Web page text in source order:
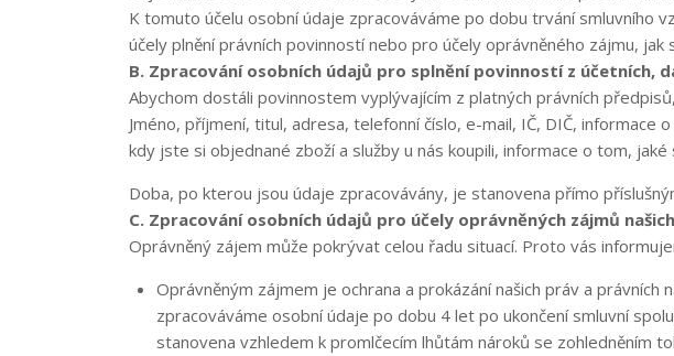
K tomuto účelu osobní údaje zpracováváme po dobu trvání smluvního
účely plnění právních povinností nebo pro účely oprávněného zájmu,
B. Zpracování osobních údajů pro splnění povinností z účetních,
Abychom dostáli povinnostem vyplývajícím z platných právních
Jméno, příjmení, titul, adresa, telefonní číslo, e-mail, IČ, DIČ,
kdy jste si objednané zboží a služby u nás koupili, informace o tom,
Doba, po kterou jsou údaje zpracovávány, je stanovena přímo
C. Zpracování osobních údajů pro účely oprávněných zájmů
Oprávněný zájem může pokrývat celou řadu situací. Proto vás
Oprávněným zájmem je ochrana a prokázání našich práv a
zpracováváme osobní údaje po dobu 4 let po ukončení smluvní
stanovena vzhledem k promlčecím lhůtám nároků se zohledněním